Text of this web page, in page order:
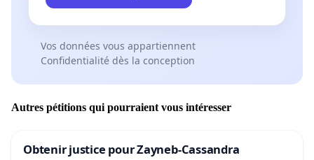
Vos données vous appartiennent
Confidentialité dès la conception
Autres pétitions qui pourraient vous intéresser
Obtenir justice pour Zayneb-Cassandra